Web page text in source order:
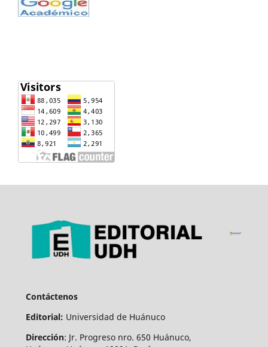
Contáctenos
Editorial: Universidad de Huánuco
Dirección: Jr. Progreso nro. 650 Huánuco,